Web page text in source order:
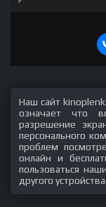
Наш сайт
означает что
разрешение
персонального
проблем
онлайн и
пользоваться
другого устройства.